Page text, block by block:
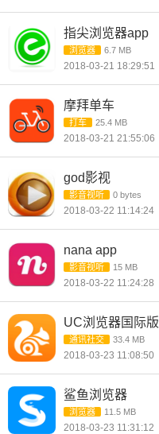
指尖浏览器app
浏览器 6.7 MB
2018-03-21 18:29:51
摩拜单车
打车 25.4 MB
2018-03-21 21:55:06
god影视
影音视听 0 bytes
2018-03-22 11:14:24
nana app
影音视听 15 MB
2018-03-22 11:24:28
UC浏览器国际版
通讯社交 33.4 MB
2018-03-23 11:08:50
鲨鱼浏览器
浏览器 11.5 MB
2018-03-23 11:31:12